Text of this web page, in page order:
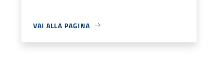
VAI ALLA PAGINA